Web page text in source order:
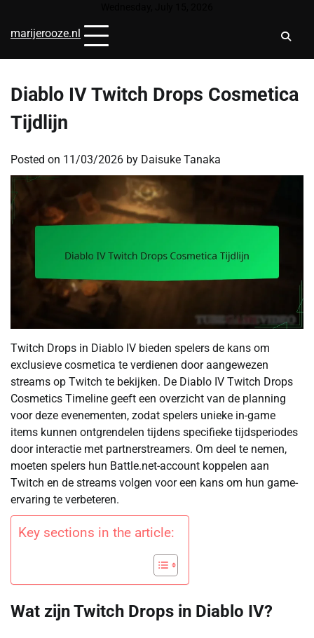
content
marijerooze.nl
Diablo IV Twitch Drops Cosmetica
Tijdlijn
Posted on 11/03/2026 by Daisuke Tanaka
Twitch Drops in Diablo IV bieden spelers de kans om
exclusieve cosmetica te verdienen door aangewezen
streams op Twitch te bekijken. De Diablo IV Twitch Drops
Cosmetics Timeline geeft een overzicht van de planning
voor deze evenementen, zodat spelers unieke in-game
items kunnen ontgrendelen tijdens specifieke tijdsperiodes
door interactie met partnerstreamers. Om deel te nemen,
moeten spelers hun Battle.net-account koppelen aan
Twitch en de streams volgen voor een kans om hun game-
ervaring te verbeteren.
Key sections in the article:
Wat zijn Twitch Drops in Diablo IV?